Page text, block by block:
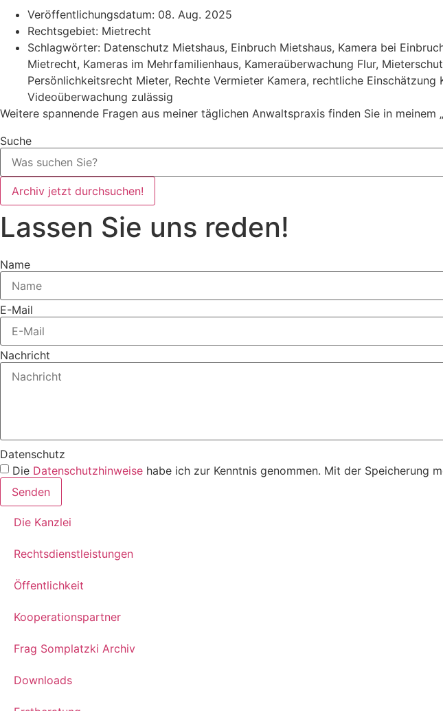
Veröffentlichungsdatum: 08. Aug. 2025
Rechtsgebiet: Mietrecht
Schlagwörter: Datenschutz Mietshaus, Einbruch Mietshaus, Kamera bei
Mietrecht, Kameras im Mehrfamilienhaus, Kameraüberwachung Flur,
Persönlichkeitsrecht Mieter, Rechte Vermieter Kamera, rechtliche Einschätzung
Videoüberwachung zulässig
Weitere spannende Fragen aus meiner täglichen Anwaltspraxis finden Sie in meinem
Suche
Archiv jetzt durchsuchen!
Lassen Sie uns reden!
Name
E-Mail
Nachricht
Datenschutz
Die Datenschutzhinweise habe ich zur Kenntnis genommen. Mit der Speicherung
Senden
Die Kanzlei
Rechtsdienstleistungen
Öffentlichkeit
Kooperationspartner
Frag Somplatzki Archiv
Downloads